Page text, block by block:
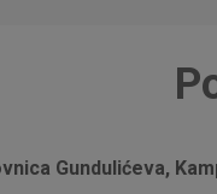
Gundulićeva,